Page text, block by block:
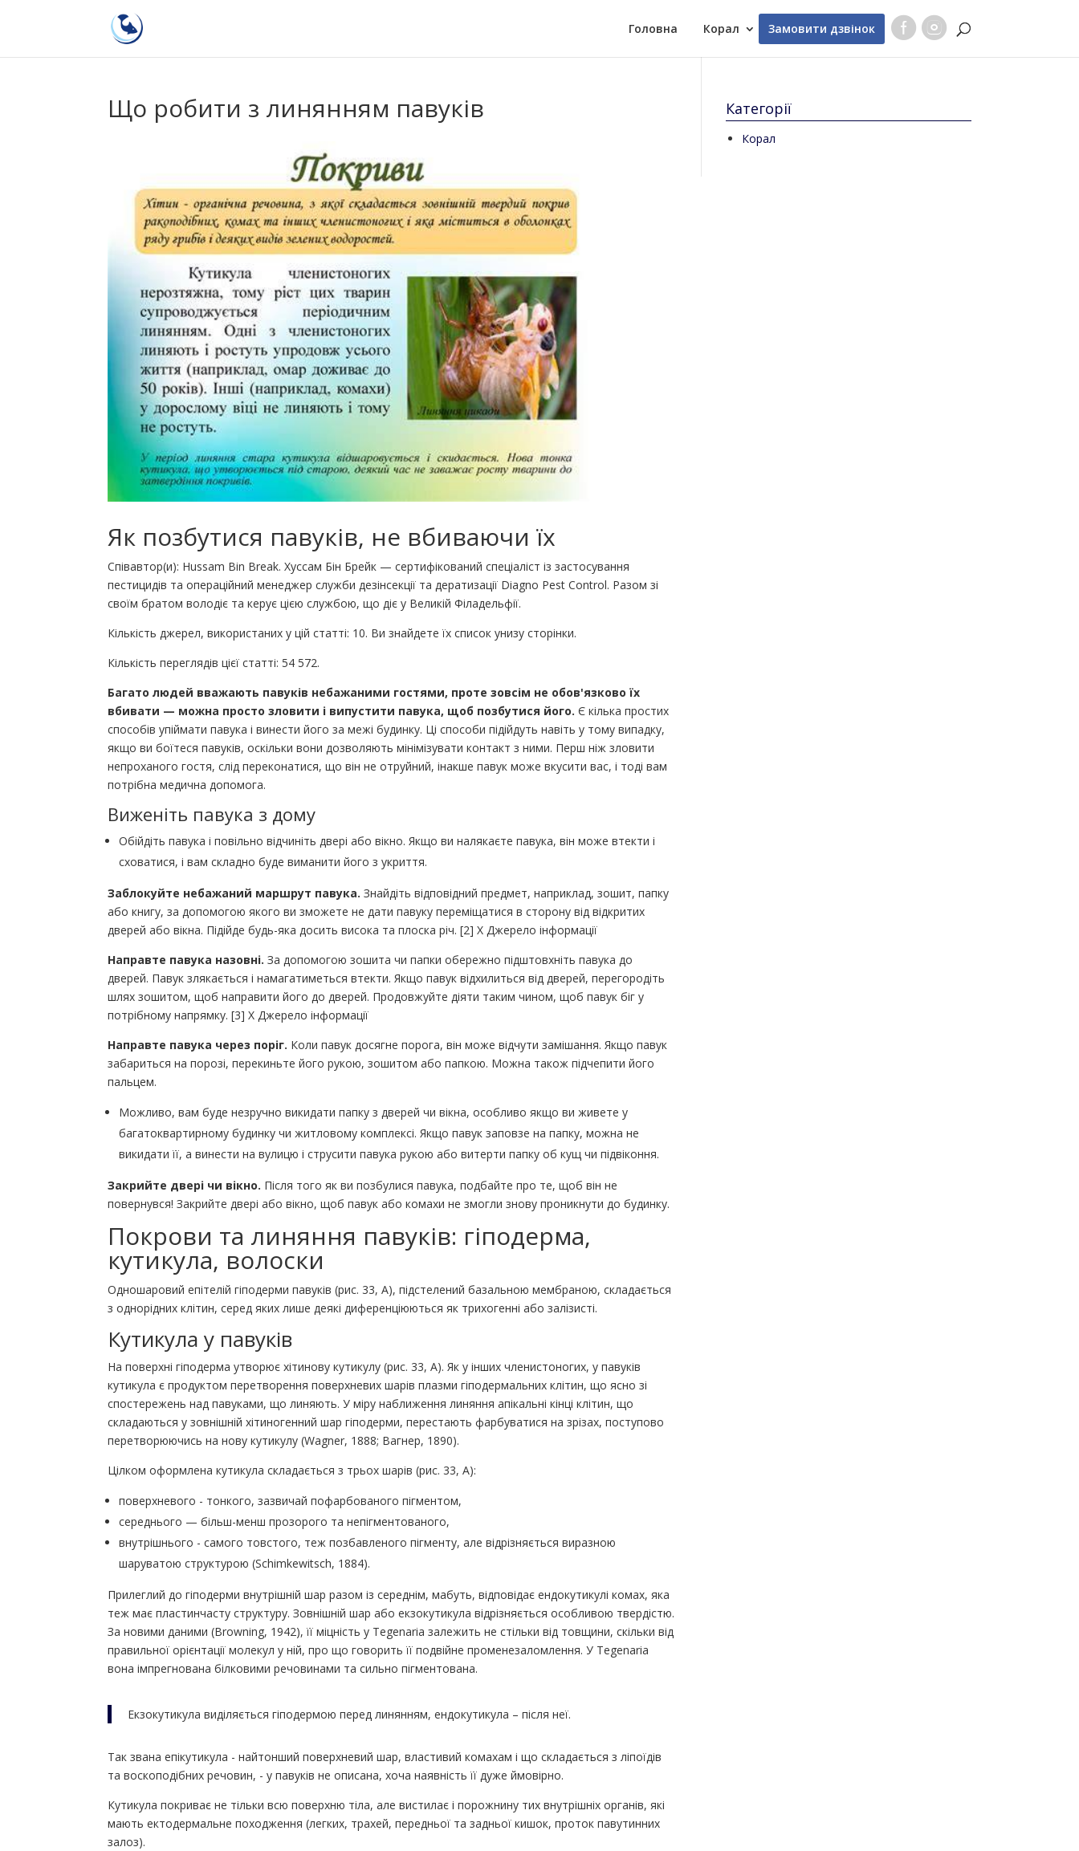
Головна Корал Замовити дзвінок
Що робити з линянням павуків
Як позбутися павуків, не вбиваючи їх
Співавтор(и): Hussam Bin Break. Хуссам Бін Брейк — сертифікований спеціаліст із застосування
пестицидів та операційний менеджер служби дезінсекції та дератизації Diagno Pest Control. Разом зі
своїм братом володіє та керує цією службою, що діє у Великій Філадельфії.
Кількість джерел, використаних у цій статті: 10. Ви знайдете їх список унизу сторінки.
Кількість переглядів цієї статті: 54 572.
Багато людей вважають павуків небажаними гостями, проте зовсім не обов'язково їх
вбивати — можна просто зловити і випустити павука, щоб позбутися його. Є кілька простих
способів упіймати павука і винести його за межі будинку. Ці способи підійдуть навіть у тому випадку,
якщо ви боїтеся павуків, оскільки вони дозволяють мінімізувати контакт з ними. Перш ніж зловити
непроханого гостя, слід переконатися, що він не отруйний, інакше павук може вкусити вас, і тоді вам
потрібна медична допомога.
Виженіть павука з дому
Обійдіть павука і повільно відчиніть двері або вікно. Якщо ви налякаєте павука, він може втекти і
сховатися, і вам складно буде виманити його з укриття.
Заблокуйте небажаний маршрут павука. Знайдіть відповідний предмет, наприклад, зошит, папку
або книгу, за допомогою якого ви зможете не дати павуку переміщатися в сторону від відкритих
дверей або вікна. Підійде будь-яка досить висока та плоска річ. [2] X Джерело інформації
Направте павука назовні. За допомогою зошита чи папки обережно підштовхніть павука до
дверей. Павук злякається і намагатиметься втекти. Якщо павук відхилиться від дверей, перегородіть
шлях зошитом, щоб направити його до дверей. Продовжуйте діяти таким чином, щоб павук біг у
потрібному напрямку. [3] X Джерело інформації
Направте павука через поріг. Коли павук досягне порога, він може відчути замішання. Якщо павук
забариться на порозі, перекиньте його рукою, зошитом або папкою. Можна також підчепити його
пальцем.
Можливо, вам буде незручно викидати папку з дверей чи вікна, особливо якщо ви живете у
багатоквартирному будинку чи житловому комплексі. Якщо павук заповзе на папку, можна не
викидати її, а винести на вулицю і струсити павука рукою або витерти папку об кущ чи підвіконня.
Закрийте двері чи вікно. Після того як ви позбулися павука, подбайте про те, щоб він не
повернувся! Закрийте двері або вікно, щоб павук або комахи не змогли знову проникнути до будинку.
Покрови та линяння павуків: гіподерма,
кутикула, волоски
Одношаровий епітелій гіподерми павуків (рис. 33, А), підстелений базальною мембраною, складається
з однорідних клітин, серед яких лише деякі диференціюються як трихогенні або залізисті.
Кутикула у павуків
На поверхні гіподерма утворює хітинову кутикулу (рис. 33, А). Як у інших членистоногих, у павуків
кутикула є продуктом перетворення поверхневих шарів плазми гіподермальних клітин, що ясно зі
спостережень над павуками, що линяють. У міру наближення линяння апікальні кінці клітин, що
складаються у зовнішній хітиногенний шар гіподерми, перестають фарбуватися на зрізах, поступово
перетворюючись на нову кутикулу (Wagner, 1888; Вагнер, 1890).
Цілком оформлена кутикула складається з трьох шарів (рис. 33, А):
поверхневого - тонкого, зазвичай пофарбованого пігментом,
середнього — більш-менш прозорого та непігментованого,
внутрішнього - самого товстого, теж позбавленого пігменту, але відрізняється виразною
шаруватою структурою (Schimkewitsch, 1884).
Прилеглий до гіподерми внутрішній шар разом із середнім, мабуть, відповідає ендокутикулі комах, яка
теж має пластинчасту структуру. Зовнішній шар або екзокутикула відрізняється особливою твердістю.
За новими даними (Browning, 1942), її міцність у Tegenaria залежить не стільки від товщини, скільки від
правильної орієнтації молекул у ній, про що говорить її подвійне променезаломлення. У Tegenaria
вона імпрегнована білковими речовинами та сильно пігментована.
Екзокутикула виділяється гіподермою перед линянням, ендокутикула – після неї.
Так звана епікутикула - найтонший поверхневий шар, властивий комахам і що складається з ліпоїдів
та воскоподібних речовин, - у павуків не описана, хоча наявність її дуже ймовірно.
Кутикула покриває не тільки всю поверхню тіла, але вистилає і порожнину тих внутрішніх органів, які
мають ектодермальне походження (легких, трахей, передньої та задньої кишок, проток павутинних
залоз).
Категорії
Корал